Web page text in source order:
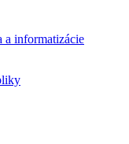
a informatizácie